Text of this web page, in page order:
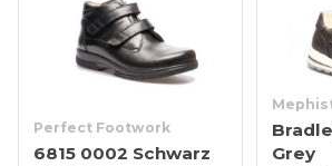
Perfect Footwork
6815 0002 Schwarz
Grey